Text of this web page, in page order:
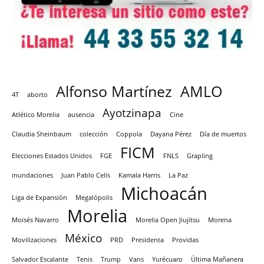
4T aborto Alfonso Martínez AMLO
Atlético Morelia ausencia Ayotzinapa Cine
Claudia Sheinbaum colección Coppola Dayana Pérez Día de muertos
Elecciones Estados Unidos FGE FICM FNLS Grapling
inundaciones Juan Pablo Celis Kamala Harris La Paz
Liga de Expansión Megalópolis Michoacán
Moisés Navarro Morelia Morelia Open Jiujitsu Morena
Movilizaciones México PRD Presidenta Providas
Salvador Escalante Tenis Trump Vans Yurécuaro Última Mañanera